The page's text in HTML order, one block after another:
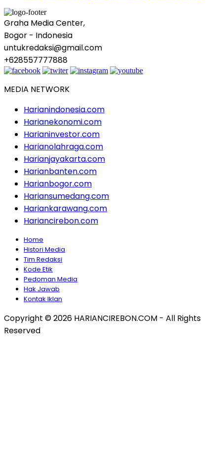
Graha Media Center,
Bogor - Indonesia
untukredaksi@gmail.com
+628557777888
MEDIA NETWORK
Harianindonesia.com
Harianekonomi.com
Harianinvestor.com
Harianolahraga.com
Harianjayakarta.com
Harianbanten.com
Harianbogor.com
Hariansumedang.com
Hariankarawang.com
Hariancirebon.com
Home
Histori Media
Tim Redaksi
Kode Etik
Pedoman Media
Hak Jawab
Kontak Iklan
Copyright © 2026 HARIANCIREBON.COM - All Rights
Reserved